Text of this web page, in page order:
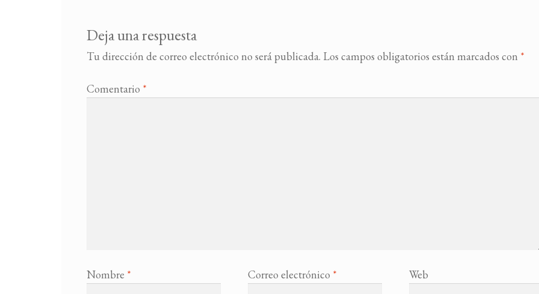
Deja una respuesta
Tu dirección de correo electrónico no será publicada. Los campos obligatorios están marcados con *
Comentario *
Nombre * Correo electrónico * Web